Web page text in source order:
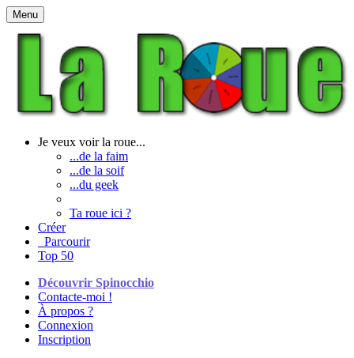
Menu
Je veux voir la roue...
...de la faim
...de la soif
...du geek
Ta roue ici ?
Créer
Parcourir
Top 50
Découvrir Spinocchio
Contacte-moi !
À propos ?
Connexion
Inscription